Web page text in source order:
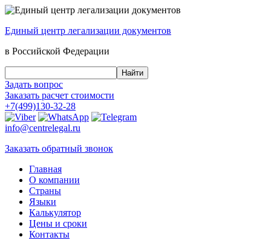
Единый центр легализации документов
в Российской Федерации
Задать вопрос
Заказать расчет стоимости
+7(499)130-32-28
info@centrelegal.ru
Заказать обратный звонок
Главная
О компании
Страны
Языки
Калькулятор
Цены и сроки
Контакты